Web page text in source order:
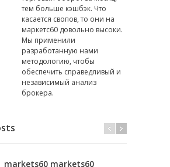
тем больше кэшбэк. Что
касается свопов, то они на
маркетс60 довольно высоки.
Мы применили
разработанную нами
методологию, чтобы
обеспечить справедливый и
независимый анализ
брокера.
markets60 markets60